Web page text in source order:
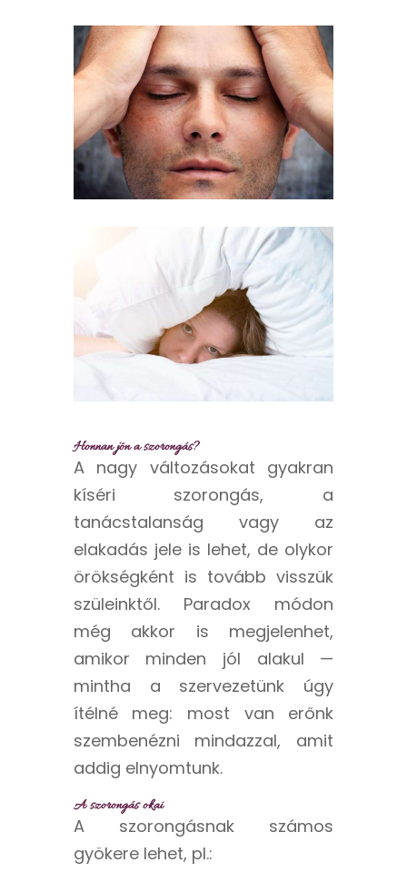
Honnan jön a szorongás?
A nagy változásokat gyakran
kíséri szorongás, a
tanácstalanság vagy az
elakadás jele is lehet, de olykor
örökségként is tovább visszük
szüleinktől. Paradox módon
még akkor is megjelenhet,
amikor minden jól alakul —
mintha a szervezetünk úgy
ítélné meg: most van erőnk
szembenézni mindazzal, amit
addig elnyomtunk.
A szorongás okai
A szorongásnak számos
gyökere lehet, pl.: